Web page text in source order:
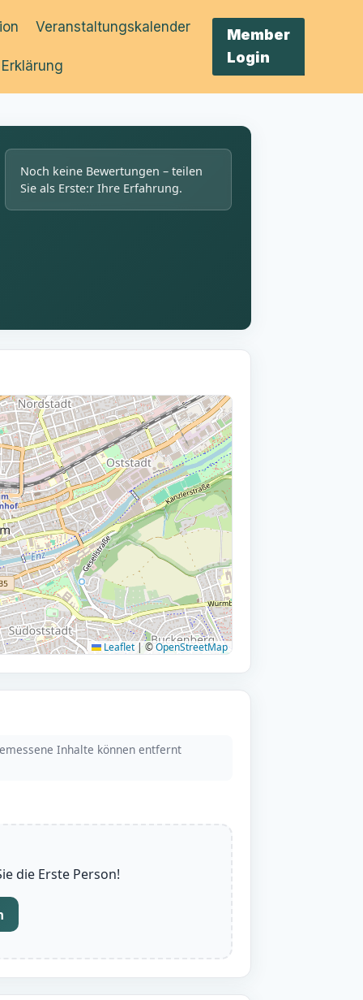
Veranstaltungskalender
Member
Login
Noch keine Bewertungen – teilen
Sie als Erste:r Ihre Erfahrung.
Leaflet |©OpenStreetMap
Inhalte können entfernt
die Erste Person!